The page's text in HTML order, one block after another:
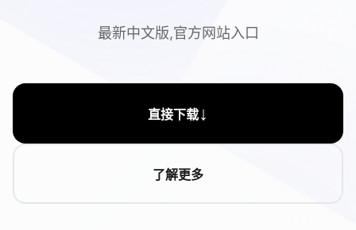
最新中文版,官方网站入口
直接下载↓
了解更多